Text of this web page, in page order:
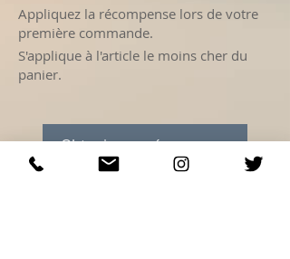
Appliquez la récompense lors de votre
première commande.
Obtenir une récompense
S'applique à l'article le moins cher du
panier.